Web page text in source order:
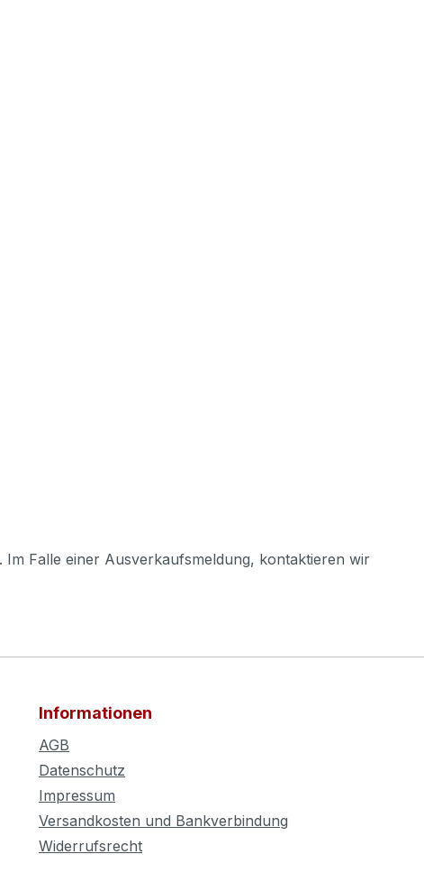
Falle einer Ausverkaufsmeldung, kontaktieren wir
Informationen
AGB
Datenschutz
Impressum
Versandkosten und Bankverbindung
Widerrufsrecht